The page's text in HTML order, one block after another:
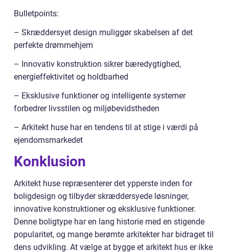
Bulletpoints:
– Skræddersyet design muliggør skabelsen af det
perfekte drømmehjem
– Innovativ konstruktion sikrer bæredygtighed,
energieffektivitet og holdbarhed
– Eksklusive funktioner og intelligente systemer
forbedrer livsstilen og miljøbevidstheden
– Arkitekt huse har en tendens til at stige i værdi på
ejendomsmarkedet
Konklusion
Arkitekt huse repræsenterer det ypperste inden for
boligdesign og tilbyder skræddersyede løsninger,
innovative konstruktioner og eksklusive funktioner.
Denne boligtype har en lang historie med en stigende
popularitet, og mange berømte arkitekter har bidraget til
dens udvikling. At vælge at bygge et arkitekt hus er ikke